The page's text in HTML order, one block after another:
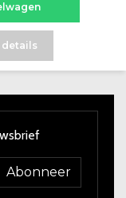
details
Abonneer